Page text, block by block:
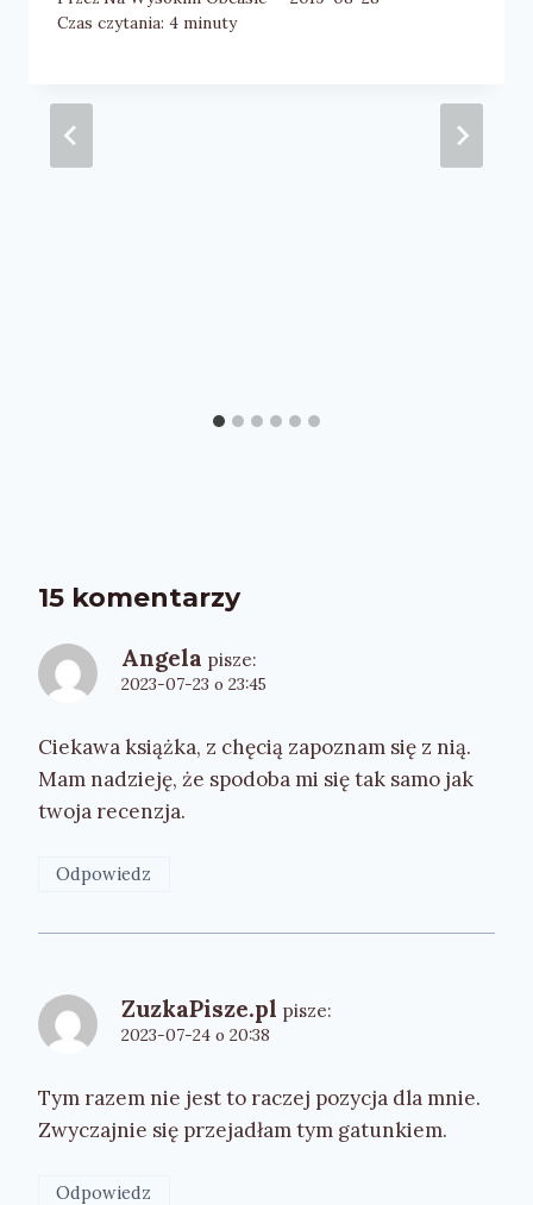
Czas czytania: 4 minuty
15 komentarzy
Angela pisze:
2023-07-23 o 23:45
Ciekawa książka, z chęcią zapoznam się z nią.
Mam nadzieję, że spodoba mi się tak samo jak
twoja recenzja.
Odpowiedz
ZuzkaPisze.pl pisze:
2023-07-24 o 20:38
Tym razem nie jest to raczej pozycja dla mnie.
Zwyczajnie się przejadłam tym gatunkiem.
Odpowiedz